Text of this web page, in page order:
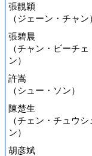
張靚穎
（ジェーン・チャン
張碧晨
（チャン・ビーチェ
ン）
許嵩
（シュー・ソン）
陳楚生
（チェン・チュウシ
ン）
胡彦斌